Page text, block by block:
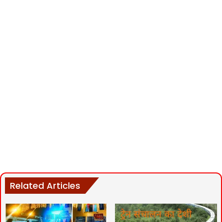
Related Articles